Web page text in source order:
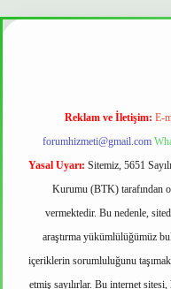
mi
Reklam ve İletişim: E-
forumhizmeti@gmail.com
Yasal Uyarı: Sitemiz, 5651
Kurumu (BTK) tarafından
vermektedir. Bu nedenle,
araştırma yükümlülüğümüz
içeriklerin sorumluluğunu
etmiş sayılırlar. Bu internet